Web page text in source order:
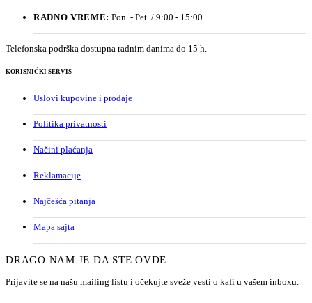
RADNO VREME: Pon. - Pet. / 9:00 - 15:00
Telefonska podrška dostupna radnim danima do 15 h.
KORISNIČKI SERVIS
Uslovi kupovine i prodaje
Politika privatnosti
Načini plaćanja
Reklamacije
Najčešća pitanja
Mapa sajta
DRAGO NAM JE DA STE OVDE
Prijavite se na našu mailing listu i očekujte sveže vesti o kafi u vašem inboxu.